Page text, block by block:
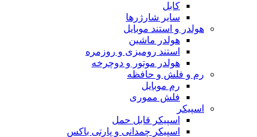
کابل
سایر شارژرها
هولدر و استند موبایل
هولدر ماشین
استند رومیزی و روزمره
هولدر موتور و دوچرخه
رم و فلش و حافظه
رم موبایل
فلش مموری
اسپیکر
اسپیکر قابل حمل
اسپیکر چمدانی و پارتی باکس